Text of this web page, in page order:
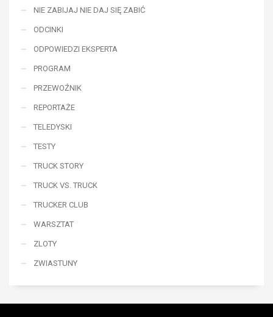
NIE ZABIJAJ NIE DAJ SIĘ ZABIĆ
ODCINKI
ODPOWIEDZI EKSPERTA
PROGRAM
PRZEWOŹNIK
REPORTAŻE
TELEDYSKI
TESTY
TRUCK STORY
TRUCK VS. TRUCK
TRUCKER CLUB
WARSZTAT
ZLOTY
ZWIASTUNY